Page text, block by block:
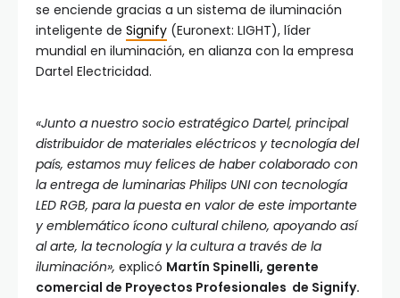
se enciende gracias a un sistema de iluminación
inteligente de Signify (Euronext: LIGHT), líder
mundial en iluminación, en alianza con la empresa
Dartel Electricidad.
«Junto a nuestro socio estratégico Dartel, principal
distribuidor de materiales eléctricos y tecnología del
país, estamos muy felices de haber colaborado con
la entrega de luminarias Philips UNI con tecnología
LED RGB, para la puesta en valor de este importante
y emblemático ícono cultural chileno, apoyando así
al arte, la tecnología y la cultura a través de la
iluminación», explicó Martín Spinelli, gerente
comercial de Proyectos Profesionales de Signify.